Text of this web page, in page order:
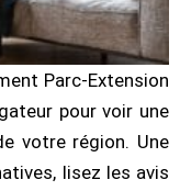
Parc-Extension
pour voir une
votre région. Une
lisez les avis